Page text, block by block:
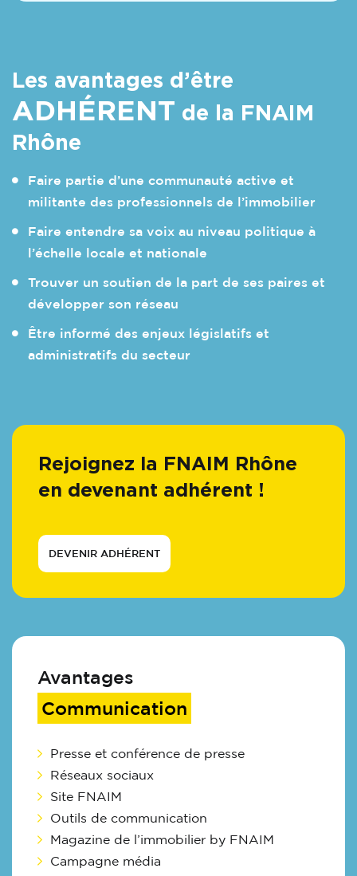
Les avantages d’être
ADHÉRENT de la FNAIM
Rhône
Faire partie d’une communauté active et
militante des professionnels de l’immobilier
Faire entendre sa voix au niveau politique à
l’échelle locale et nationale
Trouver un soutien de la part de ses paires et
développer son réseau
Être informé des enjeux législatifs et
administratifs du secteur
Rejoignez la FNAIM Rhône
en devenant adhérent !
DEVENIR ADHÉRENT
Avantages
Communication
Presse et conférence de presse
Réseaux sociaux
Site FNAIM
Outils de communication
Magazine de l’immobilier by FNAIM
Campagne média